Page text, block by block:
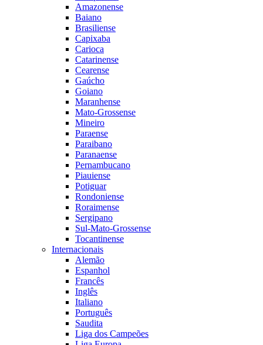
Amazonense
Baiano
Brasiliense
Capixaba
Carioca
Catarinense
Cearense
Gaúcho
Goiano
Maranhense
Mato-Grossense
Mineiro
Paraense
Paraibano
Paranaense
Pernambucano
Piauiense
Potiguar
Rondoniense
Roraimense
Sergipano
Sul-Mato-Grossense
Tocantinense
Internacionais
Alemão
Espanhol
Francês
Inglês
Italiano
Português
Saudita
Liga dos Campeões